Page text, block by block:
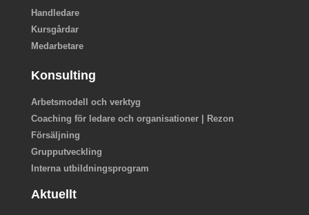
Handledare
Kursgårdar
Medarbetare
Konsulting
Arbetsmodell och verktyg
Coaching för ledare och organisationer | Rezon
Försäljning
Grupputveckling
Interna utbildningsprogram
Aktuellt